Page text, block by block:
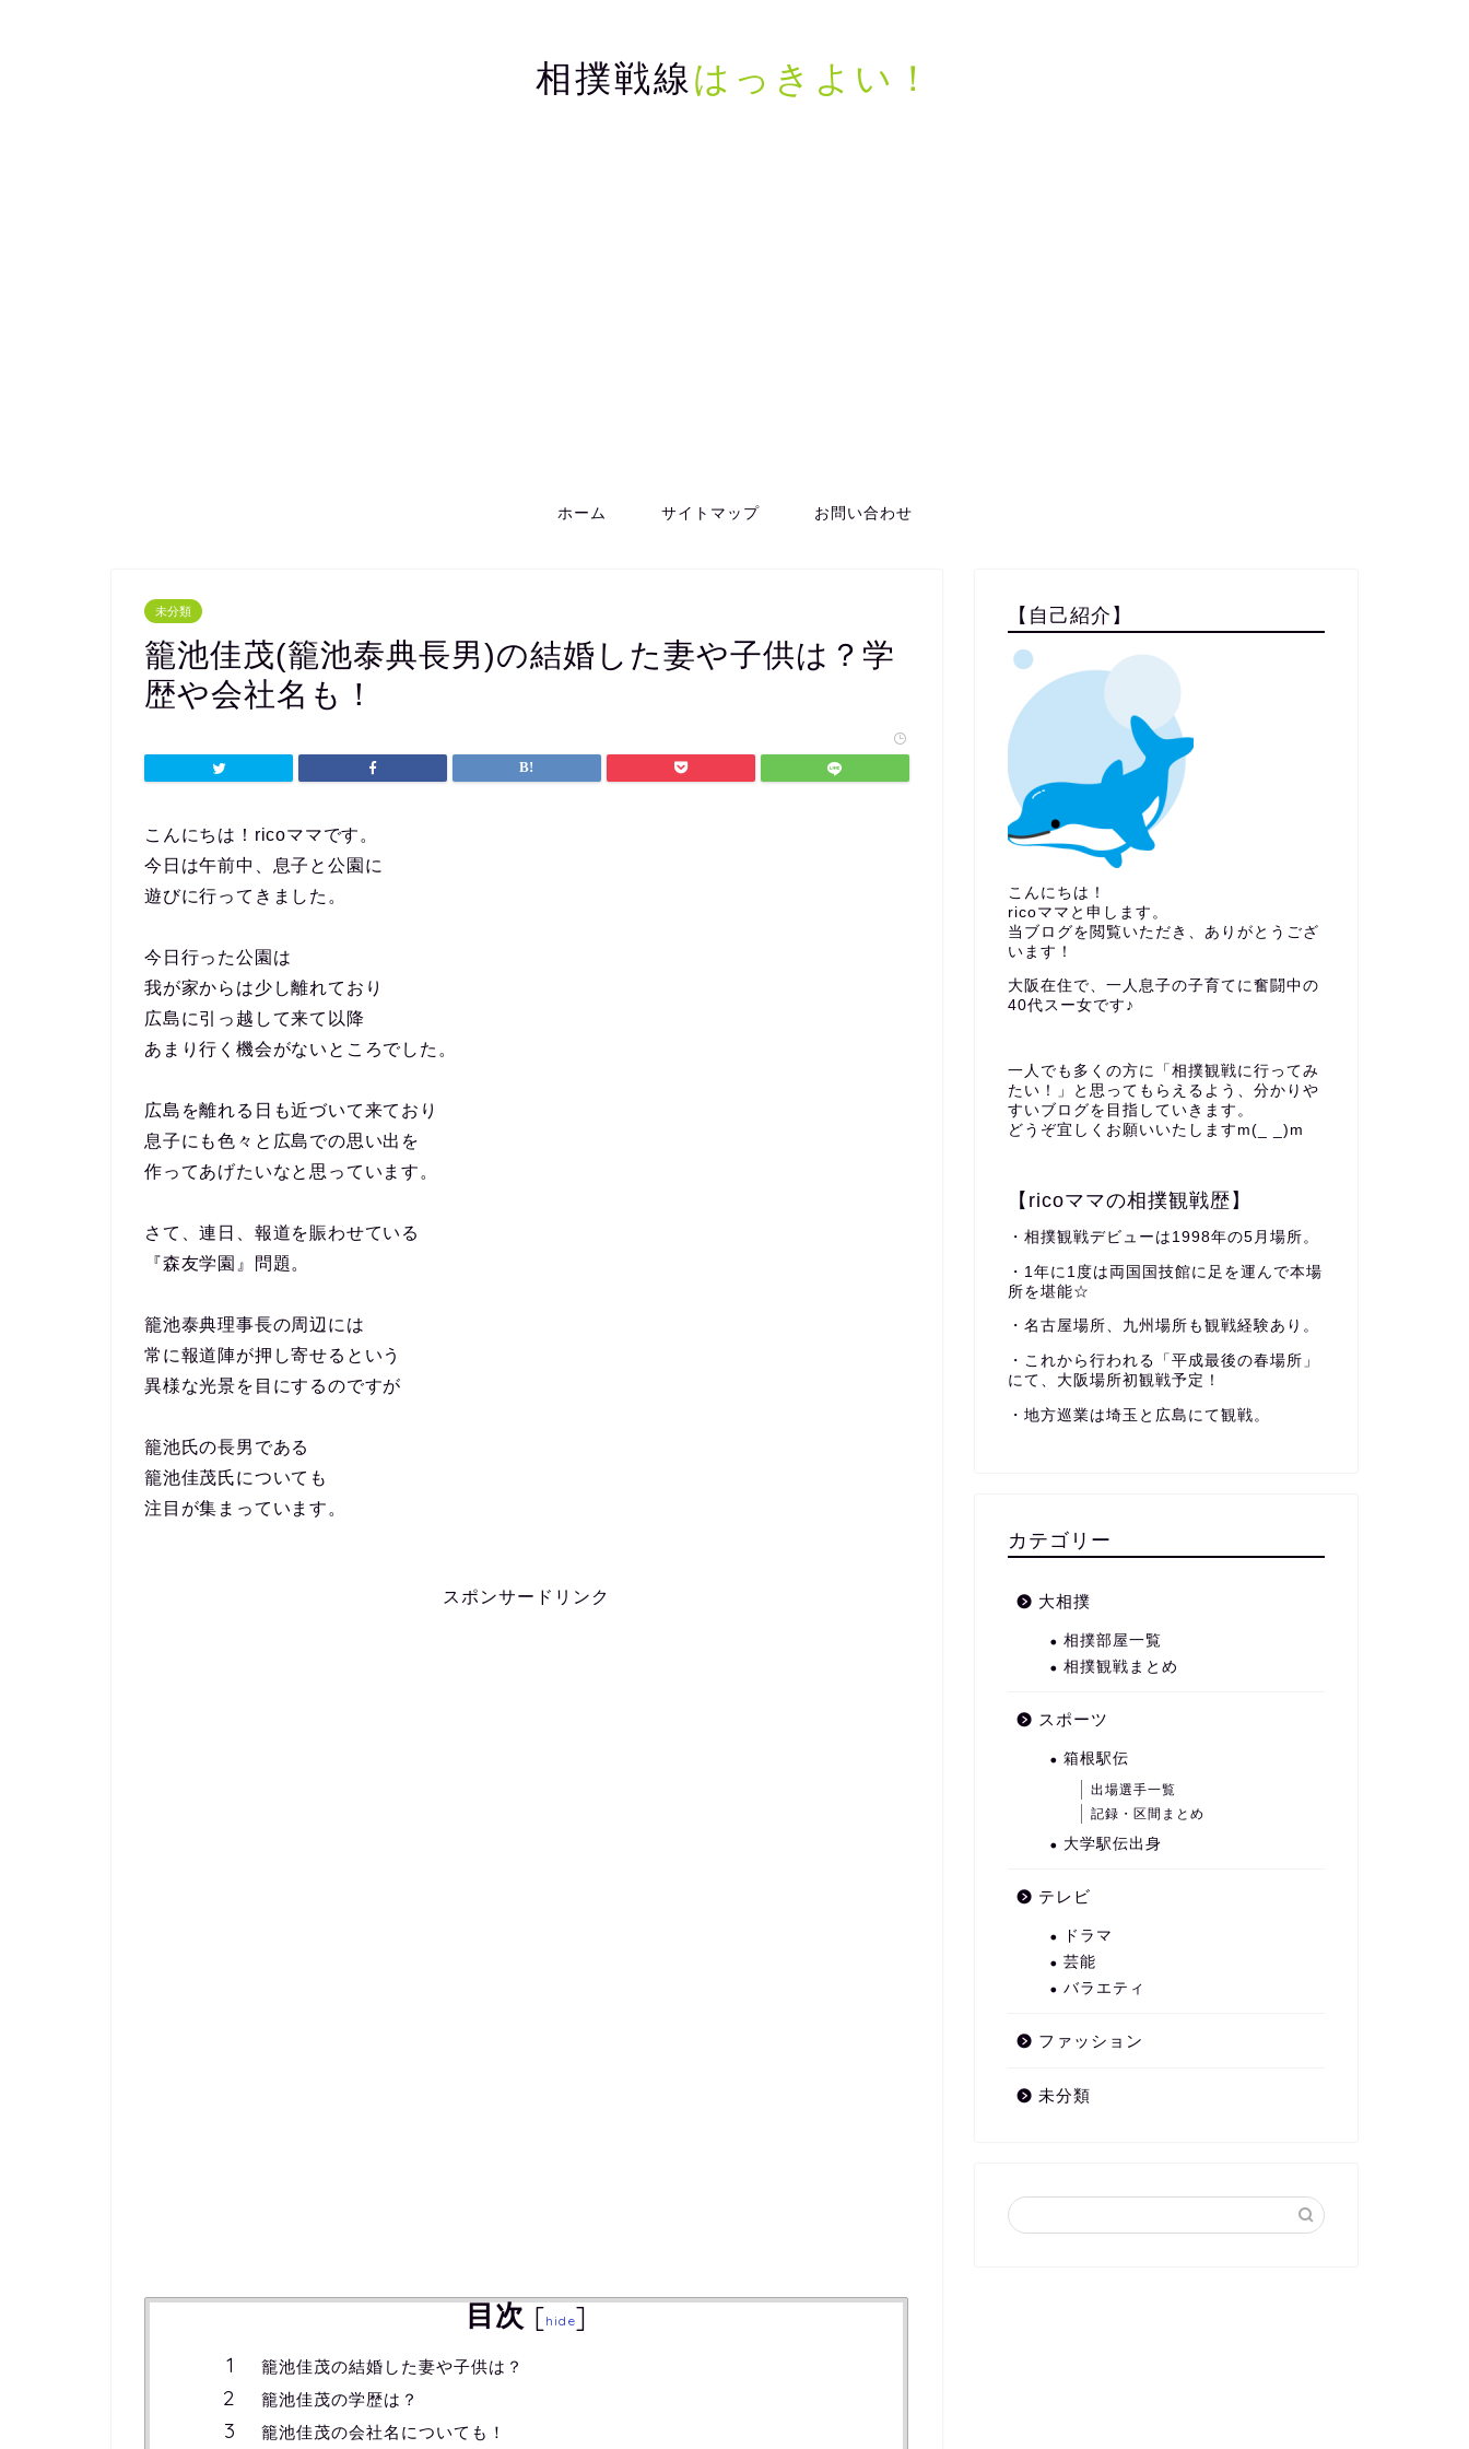
相撲戦線はっきよい！
ホーム サイトマップ お問い合わせ
未分類
籠池佳茂(籠池泰典長男)の結婚した妻や子供は？学
歴や会社名も！
こんにちは！ricoママです。
今日は午前中、息子と公園に
遊びに行ってきました。
今日行った公園は
我が家からは少し離れており
広島に引っ越して来て以降
あまり行く機会がないところでした。
広島を離れる日も近づいて来ており
息子にも色々と広島での思い出を
作ってあげたいなと思っています。
さて、連日、報道を賑わせている
『森友学園』問題。
籠池泰典理事長の周辺には
常に報道陣が押し寄せるという
異様な光景を目にするのですが
籠池氏の長男である
籠池佳茂氏についても
注目が集まっています。
スポンサードリンク
目次 [hide]
籠池佳茂の結婚した妻や子供は？
籠池佳茂の学歴は？
籠池佳茂の会社名についても！
【自己紹介】
こんにちは！
ricoママと申します。
当ブログを閲覧いただき、ありがとうござ
います！
大阪在住で、一人息子の子育てに奮闘中の
40代スー女です♪
一人でも多くの方に「相撲観戦に行ってみ
たい！」と思ってもらえるよう、分かりや
すいブログを目指していきます。
どうぞ宜しくお願いいたしますm(_ _)m
【ricoママの相撲観戦歴】
・相撲観戦デビューは1998年の5月場所。
・1年に1度は両国国技館に足を運んで本場
所を堪能☆
・名古屋場所、九州場所も観戦経験あり。
・これから行われる「平成最後の春場所」
にて、大阪場所初観戦予定！
・地方巡業は埼玉と広島にて観戦。
カテゴリー
大相撲
相撲部屋一覧
相撲観戦まとめ
スポーツ
箱根駅伝
出場選手一覧
記録・区間まとめ
大学駅伝出身
テレビ
ドラマ
芸能
バラエティ
ファッション
未分類